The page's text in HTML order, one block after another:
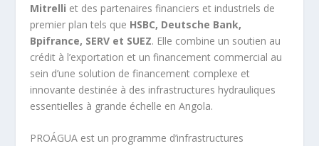
Mitrelli et des partenaires financiers et industriels de
premier plan tels que HSBC, Deutsche Bank,
Bpifrance, SERV et SUEZ. Elle combine un soutien au
crédit à l’exportation et un financement commercial au
sein d’une solution de financement complexe et
innovante destinée à des infrastructures hydrauliques
essentielles à grande échelle en Angola.
PROÁGUA est un programme d’infrastructures